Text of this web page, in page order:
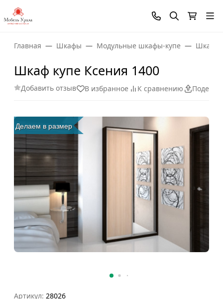
Главная Шкафы Модульные шкафы-купе Шкаф-
Шкаф купе Ксения 1400
Добавить отзыв В избранное К сравнению
Делаем в размер
Артикул: 28026